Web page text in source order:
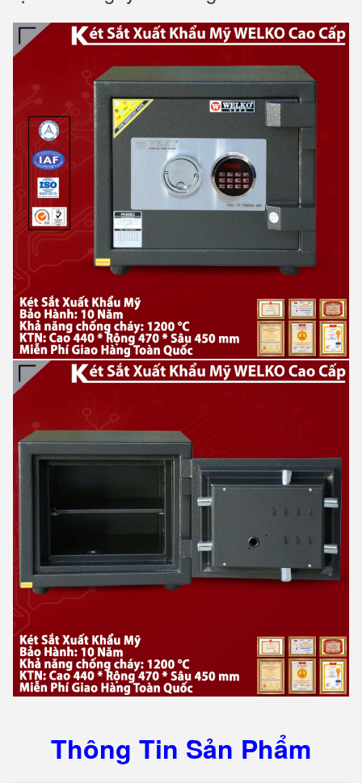
Thông Tin Sản Phẩm